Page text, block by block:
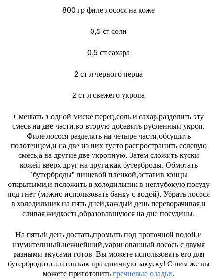
800 гр филе лосося на коже
0,5 ст соли
0,5 ст сахара
2 ст л черного перца
2 ст л свежего укропа
Смешать в одной миске перец,соль и сахар,разделить эту
смесь на две части,во вторую добавить рубленный укроп.
Филе лосося разделать на четыре части,обсушить
полотенцем,и на две из них густо распространить солевую
смесь,а на другие две укропную. Затем сложить куски
кожей вверх друг на друга,как бутерброды. Обмотать
"бутерброды" пищевой пленкой,оставив концы
открытыми,и положить в холодильник в неглубокую посуду
под гнет (можно использовать банку с водой). Убрать лосося
в холодильник на пять дней,каждый день переворачивая,и
сливая жидкость,образовавшуюся на дне посудины.
На пятый день достать,промыть под проточной водой,и
изумительный,нежнейший,маринованный лосось с двумя
разными вкусами готов! Вы можете использовать его для
бутербродов,салатов,как праздничную закуску! С ним же вы
можете приготовитьгречневые оладьи.